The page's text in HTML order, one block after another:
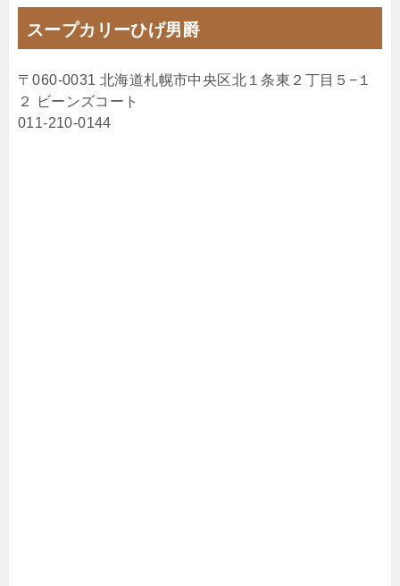
スープカリーひげ男爵
〒060-0031 北海道札幌市中央区北１条東２丁目５−１
２ ビーンズコート
011-210-0144